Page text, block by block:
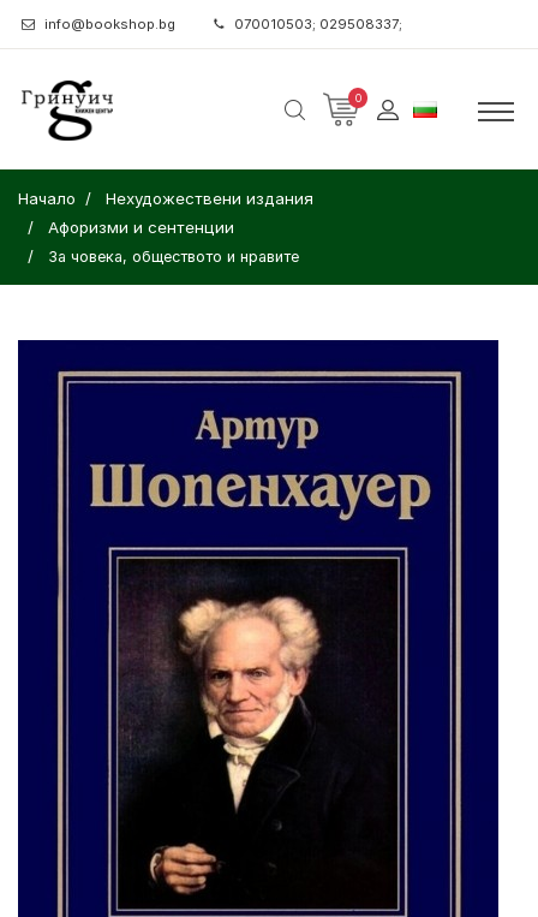
info@bookshop.bg 070010503; 029508337;
0
Начало
Нехудожествени издания
Афоризми и сентенции
За човека, обществото и нравите